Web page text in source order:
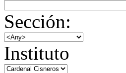
Sección:
Instituto